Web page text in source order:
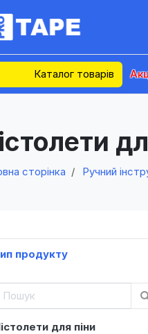
Каталог товарів
сторінка Ручний
продукту
для піни